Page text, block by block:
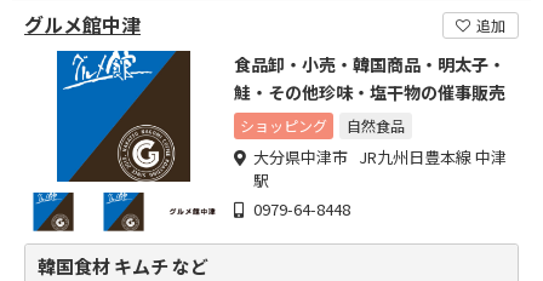
グルメ館中津 追加
食品卸・小売・韓国商品・明太子・
鮭・その他珍味・塩干物の催事販売
ショッピング 自然食品
大分県中津市 JR九州日豊本線 中津
駅
0979-64-8448
韓国食材 キムチ など